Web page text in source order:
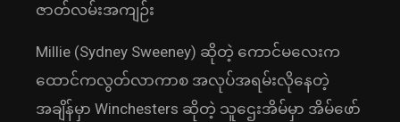
ဇာတ်လမ်းအကျဉ်း
Millie (Sydney Sweeney) ဆိုတဲ့ ကောင်မလေးက
ထောင်ကလွတ်လာကာစ အလုပ်အရမ်းလိုနေတဲ့
အချိန်မှာ Winchesters ဆိုတဲ့ သူဌေးအိမ်မှာ အိမ်ဖော်